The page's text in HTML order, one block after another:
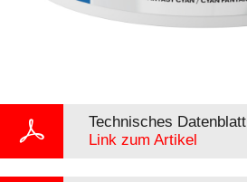
Technisches Datenblatt
Link zum Artikel